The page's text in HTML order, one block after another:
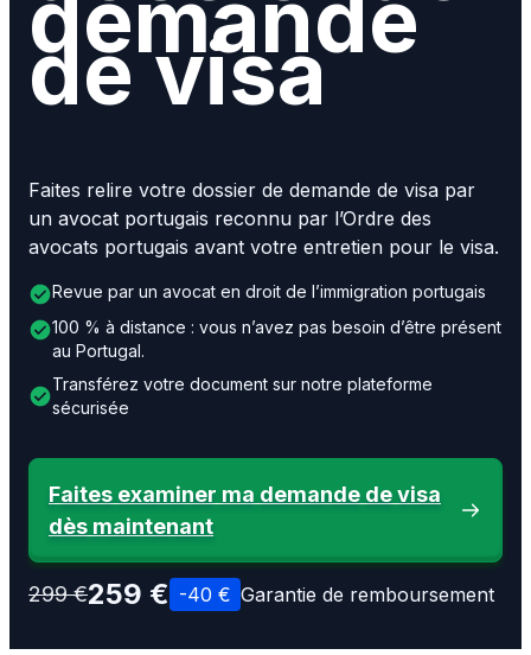
demande
de visa
Faites relire votre dossier de demande de visa par
un avocat portugais reconnu par l’Ordre des
avocats portugais avant votre entretien pour le visa.
Revue par un avocat en droit de l’immigration portugais
100 % à distance : vous n’avez pas besoin d’être présent
au Portugal.
Transférez votre document sur notre plateforme
sécurisée
Faites examiner ma demande de visa
dès maintenant
299 €259 € -40 € Garantie de remboursement